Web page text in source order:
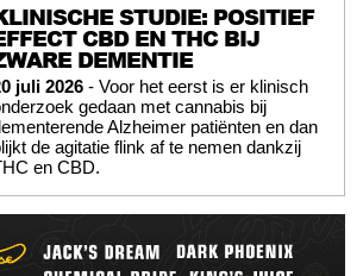
STUDIE: POSITIEF
CBD EN THC BIJ
DEMENTIE
juli 2026 - Voor het eerst is er klinisch
gedaan met cannabis bij
Alzheimer patiënten en dan
de agitatie flink af te nemen dankzij
en CBD.